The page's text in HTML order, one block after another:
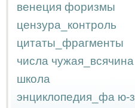
венеция форизмы
цензура_контроль
цитаты_фрагменты
числа чужая_всячина
школа
энциклопедия_фа ю-з